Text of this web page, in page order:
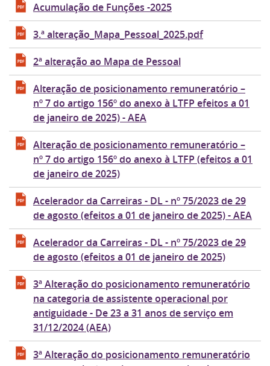
Acumulação de Funções -2025
3.ª alteração_Mapa_Pessoal_2025.pdf
2ª alteração ao Mapa de Pessoal
Alteração de posicionamento remuneratório –
nº 7 do artigo 156º do anexo à LTFP efeitos a 01
de janeiro de 2025) - AEA
Alteração de posicionamento remuneratório –
nº 7 do artigo 156º do anexo à LTFP (efeitos a 01
de janeiro de 2025)
Acelerador da Carreiras - DL - nº 75/2023 de 29
de agosto (efeitos a 01 de janeiro de 2025) - AEA
Acelerador da Carreiras - DL - nº 75/2023 de 29
de agosto (efeitos a 01 de janeiro de 2025)
3ª Alteração do posicionamento remuneratório
na categoria de assistente operacional por
antiguidade - De 23 a 31 anos de serviço em
31/12/2024 (AEA)
3ª Alteração do posicionamento remuneratório